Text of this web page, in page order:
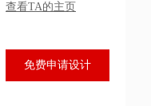
查看TA的主页
免费申请设计